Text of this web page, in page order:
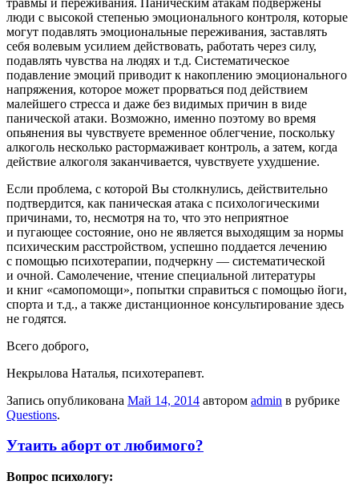
люди с высокой степенью эмоционального контроля, которые
могут подавлять эмоциональные переживания, заставлять
себя волевым усилием действовать, работать через силу,
подавлять чувства на людях и т.д. Систематическое
подавление эмоций приводит к накоплению эмоционального
напряжения, которое может прорваться под действием
малейшего стресса и даже без видимых причин в виде
панической атаки. Возможно, именно поэтому во время
опьянения вы чувствуете временное облегчение, поскольку
алкоголь несколько растормаживает контроль, а затем, когда
действие алкоголя заканчивается, чувствуете ухудшение.
Если проблема, с которой Вы столкнулись, действительно
подтвердится, как паническая атака с психологическими
причинами, то, несмотря на то, что это неприятное
и пугающее состояние, оно не является выходящим за нормы
психическим расстройством, успешно поддается лечению
с помощью психотерапии, подчеркну — систематической
и очной. Самолечение, чтение специальной литературы
и книг «самопомощи», попытки справиться с помощью йоги,
спорта и т.д., а также дистанционное консультирование здесь
не годятся.
Всего доброго,
Некрылова Наталья, психотерапевт.
Запись опубликована Май 14, 2014 автором admin в рубрике
Questions.
Утаить аборт от любимого?
Вопрос психологу: